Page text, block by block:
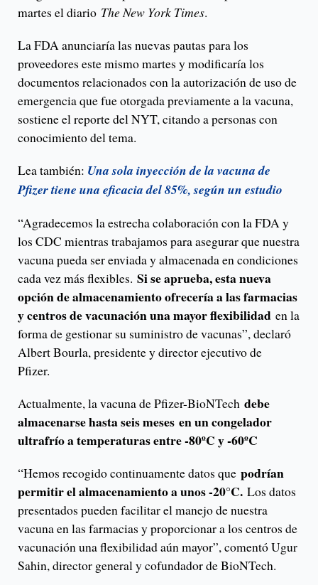
martes el diario The New York Times.
La FDA anunciaría las nuevas pautas para los
proveedores este mismo martes y modificaría los
documentos relacionados con la autorización de uso de
emergencia que fue otorgada previamente a la vacuna,
sostiene el reporte del NYT, citando a personas con
conocimiento del tema.
Lea también: Una sola inyección de la vacuna de
Pfizer tiene una eficacia del 85%, según un estudio
“Agradecemos la estrecha colaboración con la FDA y
los CDC mientras trabajamos para asegurar que nuestra
vacuna pueda ser enviada y almacenada en condiciones
cada vez más flexibles. Si se aprueba, esta nueva
opción de almacenamiento ofrecería a las farmacias
y centros de vacunación una mayor flexibilidad en la
forma de gestionar su suministro de vacunas”, declaró
Albert Bourla, presidente y director ejecutivo de
Pfizer.
Actualmente, la vacuna de Pfizer-BioNTech debe
almacenarse hasta seis meses en un congelador
ultrafrío a temperaturas entre -80ºC y -60ºC
“Hemos recogido continuamente datos que podrían
permitir el almacenamiento a unos -20°C. Los datos
presentados pueden facilitar el manejo de nuestra
vacuna en las farmacias y proporcionar a los centros de
vacunación una flexibilidad aún mayor”, comentó Ugur
Sahin, director general y cofundador de BioNTech.